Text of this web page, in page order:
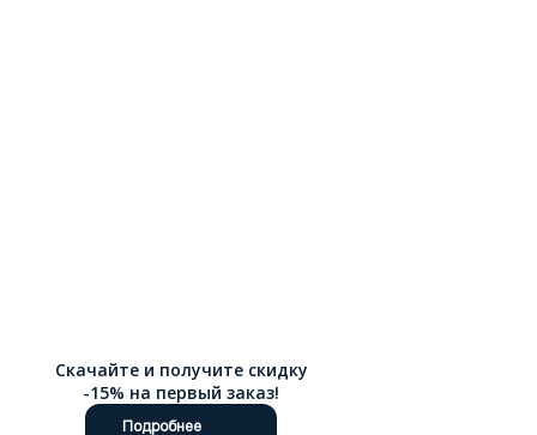
Скачайте и получите скидку
-15% на первый заказ!
Подробнее